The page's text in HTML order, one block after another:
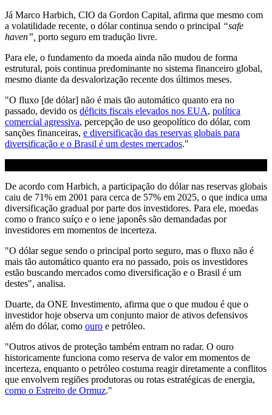
Já Marco Harbich, CIO da Gordon Capital, afirma que mesmo com
a volatilidade recente, o dólar continua sendo o principal “safe
haven”, porto seguro em tradução livre.
Para ele, o fundamento da moeda ainda não mudou de forma
estrutural, pois continua predominante no sistema financeiro global,
mesmo diante da desvalorização recente dos últimos meses.
"O fluxo [de dólar] não é mais tão automático quanto era no
passado, devido os déficits fiscais elevados nos EUA, política
comercial agressiva, percepção de uso geopolítico do dólar, com
sanções financeiras, e diversificação das reservas globais para
diversificação e o Brasil é um destes mercados."
De acordo com Harbich, a participação do dólar nas reservas globais
caiu de 71% em 2001 para cerca de 57% em 2025, o que indica uma
diversificação gradual por parte dos investidores. Para ele, moedas
como o franco suíço e o iene japonês são demandadas por
investidores em momentos de incerteza.
"O dólar segue sendo o principal porto seguro, mas o fluxo não é
mais tão automático quanto era no passado, pois os investidores
estão buscando mercados como diversificação e o Brasil é um
destes", analisa.
Duarte, da ONE Investimento, afirma que o que mudou é que o
investidor hoje observa um conjunto maior de ativos defensivos
além do dólar, como ouro e petróleo.
"Outros ativos de proteção também entram no radar. O ouro
historicamente funciona como reserva de valor em momentos de
incerteza, enquanto o petróleo costuma reagir diretamente a conflitos
que envolvem regiões produtoras ou rotas estratégicas de energia,
como o Estreito de Ormuz."